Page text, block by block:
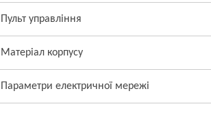
Пульт управління
Матеріал корпусу
Параметри електричної мережі